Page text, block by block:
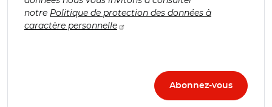
notre Politique de protection des données à
caractère personnelle